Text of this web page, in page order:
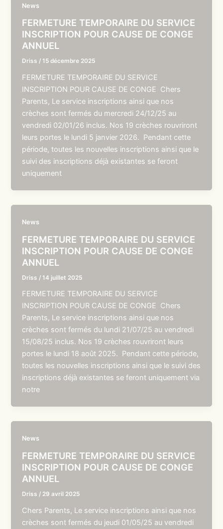
News
FERMETURE TEMPORAIRE DU SERVICE
INSCRIPTION POUR CAUSE DE CONGE
ANNUEL
Driss /15 décembre 2025
FERMETURE TEMPORAIRE DU SERVICE
INSCRIPTION POUR CAUSE DE CONGE Chers
Parents, Le service inscriptions ainsi que nos
crèches sont fermés du mercredi 24/12/25 au
vendredi 02/01/26 inclus. Nos 19 crèches rouvriront
leurs portes le lundi 5 janvier 2026. Pendant cette
période, toutes les nouvelles inscriptions ainsi que le
suivi des inscriptions déjà existantes se feront
uniquement
News
FERMETURE TEMPORAIRE DU SERVICE
INSCRIPTION POUR CAUSE DE CONGE
ANNUEL
Driss /14 juillet 2025
FERMETURE TEMPORAIRE DU SERVICE
INSCRIPTION POUR CAUSE DE CONGE Chers
Parents, Le service inscriptions ainsi que nos
crèches sont fermés du lundi 21/07/25 au vendredi
15/08/25 inclus. Nos 19 crèches rouvriront leurs
portes le lundi 18 août 2025. Pendant cette période,
toutes les nouvelles inscriptions ainsi que le suivi des
inscriptions déjà existantes se feront uniquement via
notre
News
FERMETURE TEMPORAIRE DU SERVICE
INSCRIPTION POUR CAUSE DE CONGE
ANNUEL
Driss / 29 avril 2025
Chers Parents, Le service inscriptions ainsi que nos
crèches sont fermés du jeudi 01/05/25 au vendredi